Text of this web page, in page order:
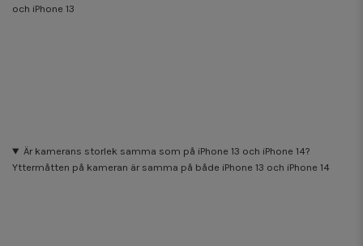
och iPhone 13
Är kamerans storlek samma som på iPhone 13 och iPhone 14?
Yttermåtten på kameran är samma på både iPhone 13 och iPhone 14